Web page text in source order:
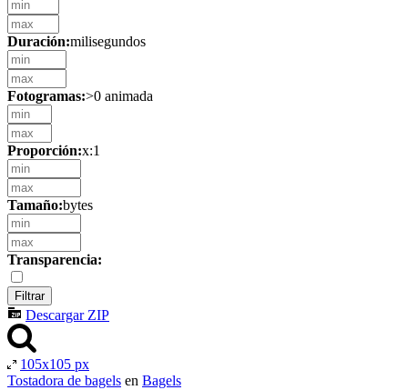
Duración:milisegundos
Fotogramas:>0 animada
Proporción:x:1
Tamaño:bytes
Transparencia:
Descargar ZIP
105x105 px
Tostadora de bagels en Bagels